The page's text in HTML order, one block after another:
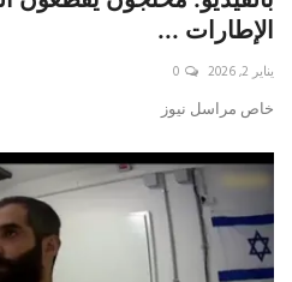
الإطارات ...
يناير 2, 2026 0
خاص مراسل نيوز